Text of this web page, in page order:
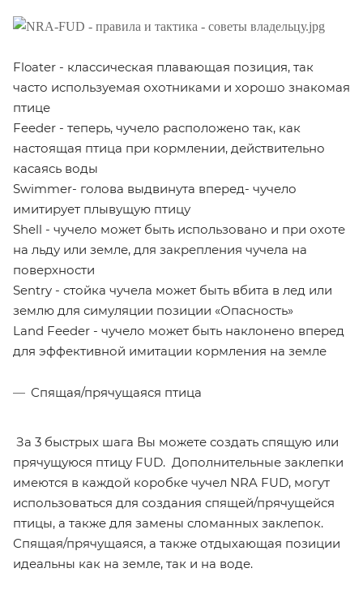
Floater - классическая плавающая позиция, так
часто используемая охотниками и хорошо знакомая
птице
Feeder - теперь, чучело расположено так, как
настоящая птица при кормлении, действительно
касаясь воды
Swimmer- голова выдвинута вперед- чучело
имитирует плывущую птицу
Shell - чучело может быть использовано и при охоте
на льду или земле, для закрепления чучела на
поверхности
Sentry - стойка чучела может быть вбита в лед или
землю для симуляции позиции «Опасность»
Land Feeder - чучело может быть наклонено вперед
для эффективной имитации кормления на земле
Спящая/прячущаяся птица
За 3 быстрых шага Вы можете создать спящую или
прячущуюся птицу FUD. Дополнительные заклепки
имеются в каждой коробке чучел NRA FUD, могут
использоваться для создания спящей/прячущейся
птицы, а также для замены сломанных заклепок.
Спящая/прячущаяся, а также отдыхающая позиции
идеальны как на земле, так и на воде.